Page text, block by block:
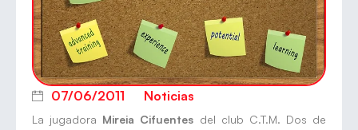
07/06/2011 Noticias
La jugadora Mireia Cifuentes del club C.T.M. Dos de